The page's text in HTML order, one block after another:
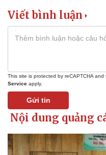
Thể thao
Lịch thi đấu bóng đá
Viết bình luận
This site is protected by reCAPTCHA and
Service apply.
Gửi tin